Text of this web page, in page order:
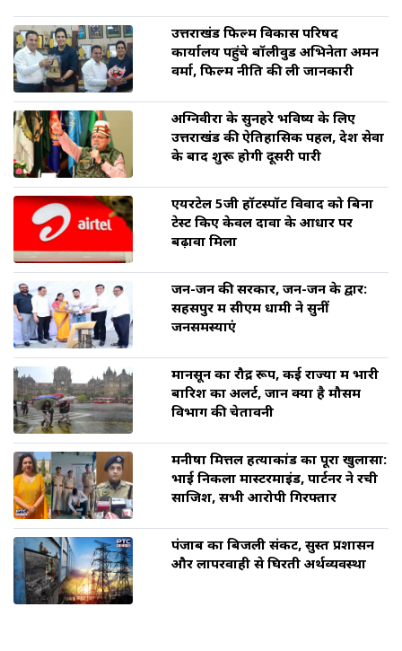
उत्तराखंड फिल्म विकास परिषद
कार्यालय पहुंचे बॉलीवुड अभिनेता अमन
वर्मा, फिल्म नीति की ली जानकारी
अग्निवीरों के सुनहरे भविष्य के लिए
उत्तराखंड की ऐतिहासिक पहल, देश सेवा
के बाद शुरू होगी दूसरी पारी
एयरटेल 5जी हॉटस्पॉट विवाद को बिना
टेस्ट किए केवल दावों के आधार पर
बढ़ावा मिला
जन-जन की सरकार, जन-जन के द्वार:
सहसपुर में सीएम धामी ने सुनीं
जनसमस्याएं
मानसून का रौद्र रूप, कई राज्यों में भारी
बारिश का अलर्ट, जानें क्या है मौसम
विभाग की चेतावनी
मनीषा मित्तल हत्याकांड का पूरा खुलासा:
भाई निकला मास्टरमाइंड, पार्टनर ने रची
साजिश, सभी आरोपी गिरफ्तार
पंजाब का बिजली संकट, सुस्त प्रशासन
और लापरवाही से घिरती अर्थव्यवस्था